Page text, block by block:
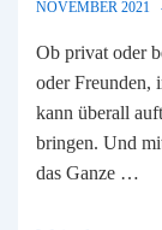
NOVEMBER 2021
Ob privat oder
oder Freunden,
kann überall
bringen. Und
das Ganze …